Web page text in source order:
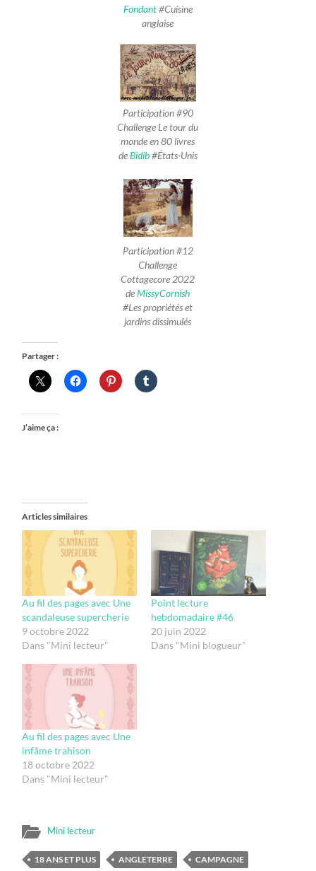
Fondant#Cuisine
anglaise
Participation #90
Challenge Le tour du
monde en 80 livres
deBidib#États-Unis
Participation #12
Challenge
Cottagecore 2022
deMissyCornish
#Les propriétés et
jardins dissimulés
Partager :
J’aime ça :
Articles similaires
Au fil des pages avec Une
scandaleuse supercherie
9 octobre 2022
Dans "Mini lecteur"
Point lecture
hebdomadaire #46
20 juin 2022
Dans "Mini blogueur"
Au fil des pages avec Une
infâme trahison
18 octobre 2022
Dans "Mini lecteur"
Mini lecteur
18 ANS ET PLUS ANGLETERRE
CAMPAGNE